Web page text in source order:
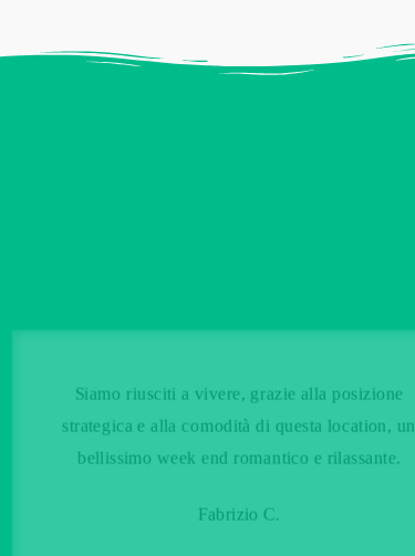
Siamo riusciti a vivere, grazie alla posizione
strategica e alla comodità di questa location, un
bellissimo week end romantico e rilassante.
Fabrizio C.